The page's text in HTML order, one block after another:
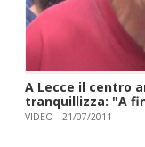
A Lecce il centro
tranquillizza: "A
VIDEO 21/07/2011